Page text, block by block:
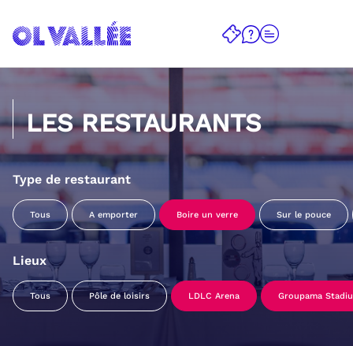
LES RESTAURANTS
Type de restaurant
Tous A emporter Boire un verre Sur le pouce
Lieux
Tous Pôle de loisirs LDLC Arena Groupama